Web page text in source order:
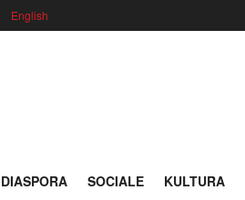
English
DIASPORA SOCIALE KULTURA